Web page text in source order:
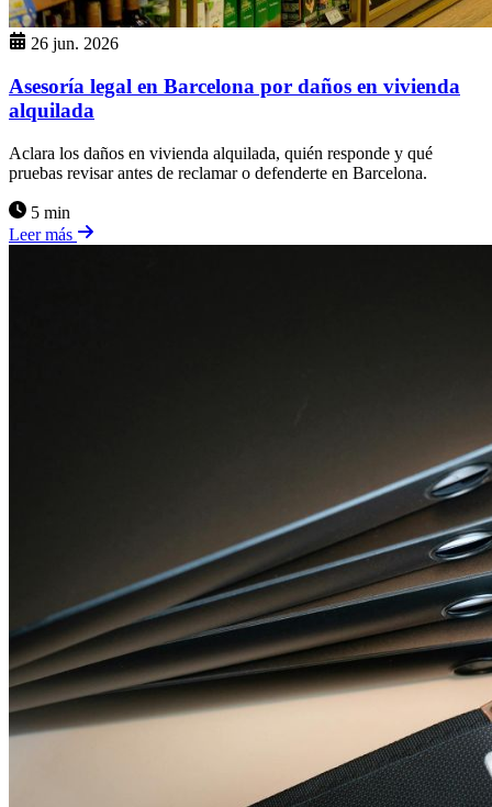
26 jun. 2026
Asesoría legal en Barcelona por daños en vivienda
alquilada
Aclara los daños en vivienda alquilada, quién responde y qué
pruebas revisar antes de reclamar o defenderte en Barcelona.
5 min
Leer más